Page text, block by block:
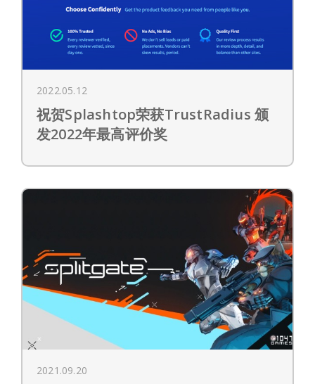
2022.05.12
祝贺Splashtop荣获TrustRadius 颁
发2022年最高评价奖
2021.09.20